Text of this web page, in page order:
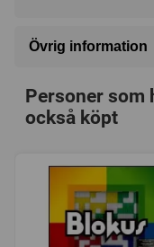
Övrig information
Serie: Årets
Abstrakt
Länkar: Regler,
Försälj. rank:3017/
Personer som
också köpt